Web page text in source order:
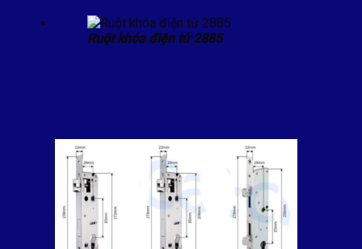
Ruột khóa điện tử 2885